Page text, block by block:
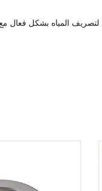
لتصريف المياه بشكل فعال